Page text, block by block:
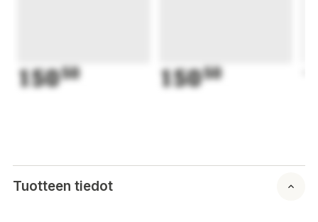
15050 15050
Tuotteen tiedot